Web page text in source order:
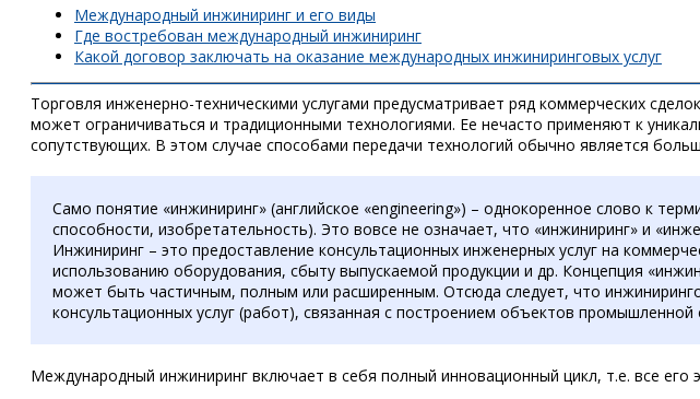
Международный инжиниринг и его виды
Где востребован международный инжиниринг
Какой договор заключать на оказание международных инжиниринговых услуг
Торговля инженерно-техническими услугами предусматривает ряд коммерческих
может ограничиваться и традиционными технологиями. Ее нечасто применяют к
сопутствующих. В этом случае способами передачи технологий обычно является
Само понятие «инжиниринг» (английское «engineering») – однокоренное слово к
способности, изобретательность). Это вовсе не означает, что «инжиниринг» и
Инжиниринг – это предоставление консультационных инженерных услуг на
использованию оборудования, сбыту выпускаемой продукции и др. Концепция
может быть частичным, полным или расширенным. Отсюда следует, что
консультационных услуг (работ), связанная с построением объектов
Международный инжиниринг включает в себя полный инновационный цикл, т.е. все его